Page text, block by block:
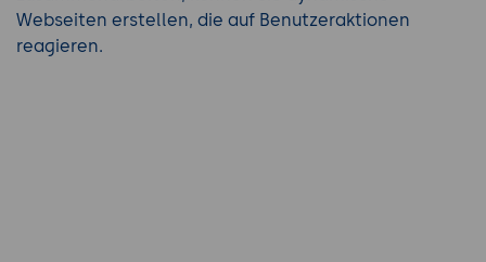
Webseiten erstellen, die auf Benutzeraktionen
reagieren.